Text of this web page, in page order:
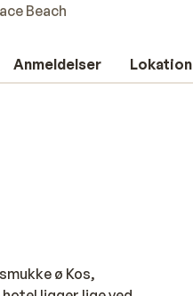
Beach
Anmeldelser Lokation
ø Kos,